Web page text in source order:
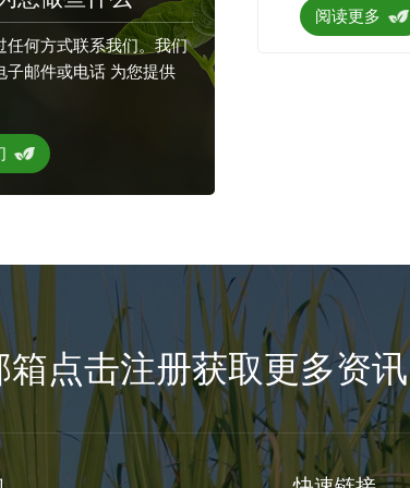
任何方式联系我们。我们
子邮件或电话 为您提供
阅读更多
箱点击注册获取更多资讯